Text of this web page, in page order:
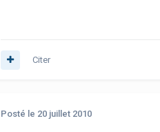
Citer
Posté le 20 juillet 2010